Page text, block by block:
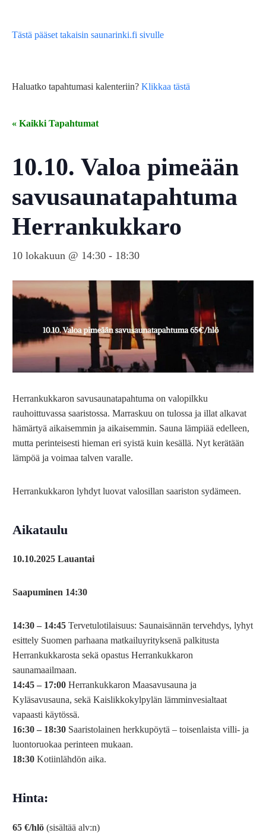
Tästä pääset takaisin saunarinki.fi sivulle
Haluatko tapahtumasi kalenteriin? Klikkaa tästä
« Kaikki Tapahtumat
10.10. Valoa pimeään
savusaunatapahtuma
Herrankukkaro
10 lokakuun @ 14:30 - 18:30
Herrankukkaron savusaunatapahtuma on valopilkku
rauhoittuvassa saaristossa. Marraskuu on tulossa ja illat alkavat
hämärtyä aikaisemmin ja aikaisemmin. Sauna lämpiää edelleen,
mutta perinteisesti hieman eri syistä kuin kesällä. Nyt kerätään
lämpöä ja voimaa talven varalle.
Herrankukkaron lyhdyt luovat valosillan saariston sydämeen.
Aikataulu
10.10.2025 Lauantai
Saapuminen 14:30
14:30 – 14:45 Tervetulotilaisuus: Saunaisännän tervehdys, lyhyt
esittely Suomen parhaana matkailuyrityksenä palkitusta
Herrankukkarosta sekä opastus Herrankukkaron
saunamaailmaan.
14:45 – 17:00 Herrankukkaron Maasavusauna ja
Kyläsavusauna, sekä Kaislikkokylpylän lämminvesialtaat
vapaasti käytössä.
16:30 – 18:30 Saaristolainen herkkupöytä – toisenlaista villi- ja
luontoruokaa perinteen mukaan.
18:30 Kotiinlähdön aika.
Hinta:
65 €/hlö (sisältää alv:n)